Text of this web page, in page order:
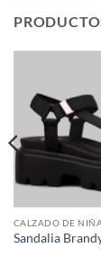
CALZADO DE
Sandalia